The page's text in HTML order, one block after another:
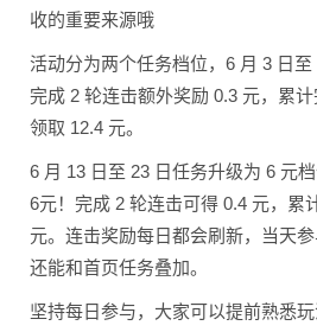
收的重要来源哦
活动分为两个任务档位，6 月 3 日至
完成 2 轮连击额外奖励 0.3 元，累
领取 12.4 元。
6 月 13 日至 23 日任务升级为 6 元
6元！完成 2 轮连击可得 0.4 元，累
元。连击奖励每日都会刷新，当天
还能和首页任务叠加。
坚持每日参与，大家可以提前熟悉